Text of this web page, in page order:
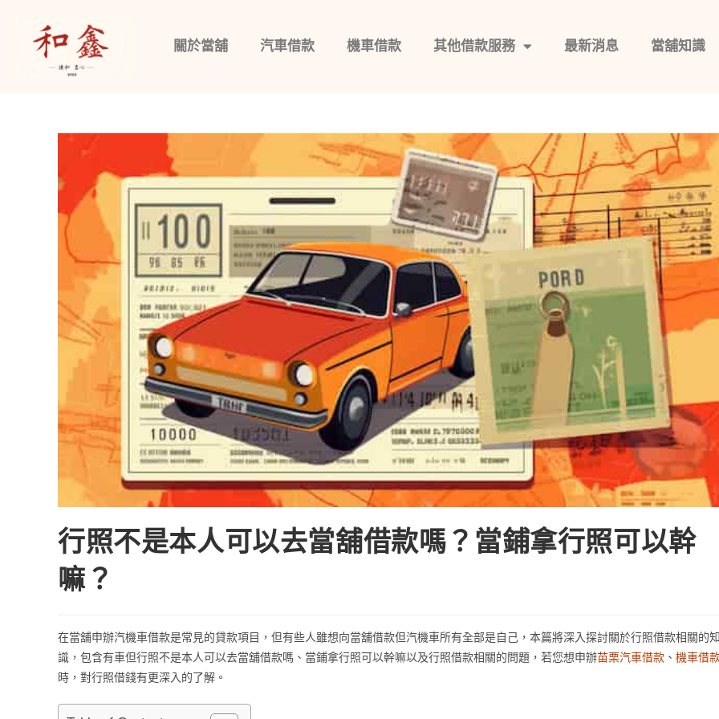
關於當舖 汽車借款 機車借款 其他借款服務 最新消息 當舖知識
行照不是本人可以去當舖借款嗎？當鋪拿行照可以幹
嘛？
在當舖申辦汽機車借款是常見的貸款項目，但有些人雖想向當舖借款但汽機車所有全部是自己，本篇將深入探討關於行照借款相關的
識，包含有車但行照不是本人可以去當舖借款嗎、當鋪拿行照可以幹嘛以及行照借款相關的問題，若您想申辦苗栗汽車借款 、 機車借
時，對行照借錢有更深入的了解。